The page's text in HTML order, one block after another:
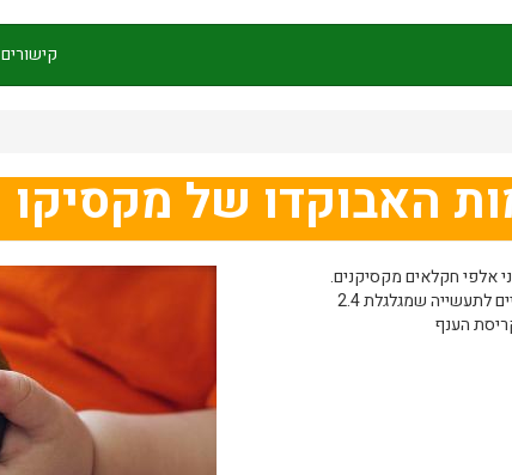
קישורים
האבוקדו של מקסיקו
אלפי חקלאים מקסיקנים.
אבל במיצ'ואקן, בירת האבוקדו של מקסיקו, גם הקרטלים לוטשים עכשיו עיניים לתעשייה שמגלגלת 2.4
הענף